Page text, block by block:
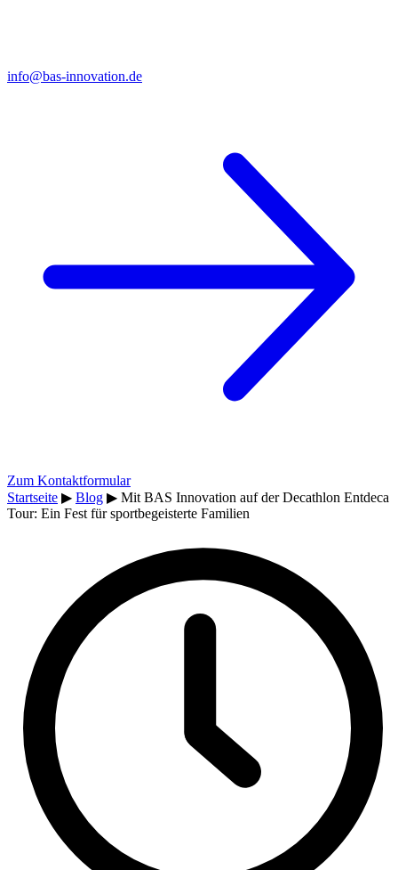
info@bas-innovation.de
Zum Kontaktformular
Startseite ▶ Blog ▶ Mit BAS Innovation auf der Decathlon Entdeca
Tour: Ein Fest für sportbegeisterte Familien